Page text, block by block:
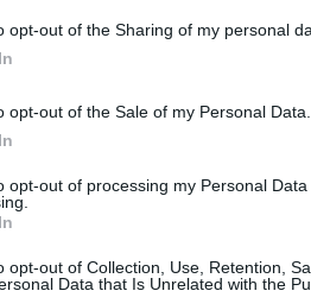
opt-out of the Sharing of my personal
opt-out of the Sale of my Personal Data.
opt-out of processing my Personal
opt-out of Collection, Use, Retention,
Data that Is Unrelated with the
να μείνω χωρίς σπίτι,
μου, αλλά το σπίτι
με βενζίνη και να
–